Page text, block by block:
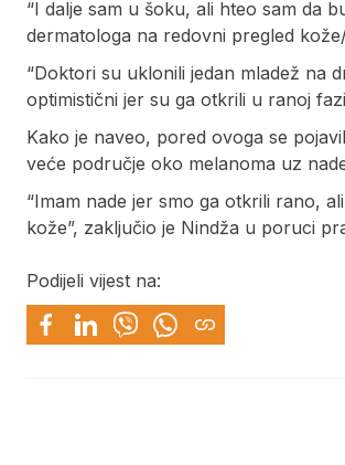
“I dalje sam u šoku, ali hteo sam da
dermatologa na redovni pregled
“Doktori su uklonili jedan mladež na
optimistični jer su ga otkrili u ranoj
Kako je naveo, pored ovoga se
veće područje oko melanoma uz
“Imam nade jer smo ga otkrili rano,
kože”, zaključio je Nindža u poruci
Podijeli vijest na: